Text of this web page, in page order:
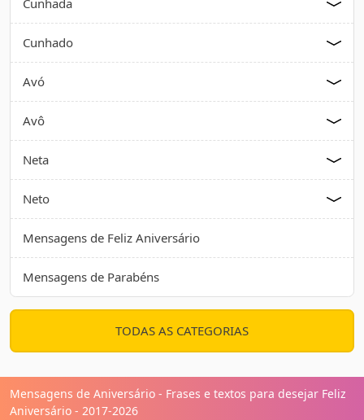
Cunhada
Cunhado
Avó
Avô
Neta
Neto
Mensagens de Feliz Aniversário
Mensagens de Parabéns
TODAS AS CATEGORIAS
Mensagens de Aniversário - Frases e textos para desejar Feliz
Aniversário - 2017-2026